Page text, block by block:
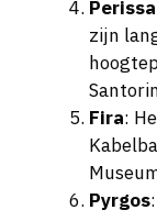
zijn
Fira:
Pyrgos